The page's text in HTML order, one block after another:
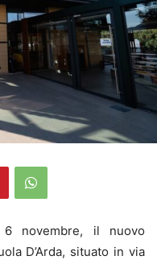
6 novembre, il nuovo
D’Arda, situato in via